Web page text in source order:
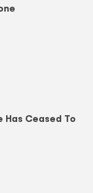
Has Ceased To